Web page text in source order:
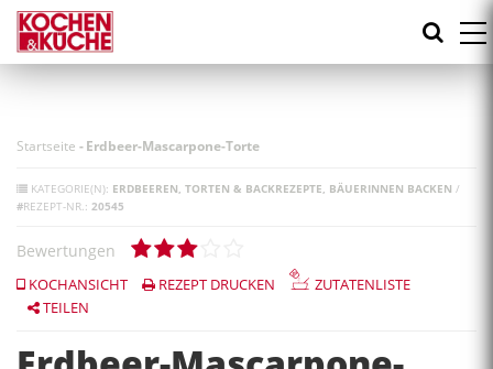
Direkt
zum
Inhalt
Startseite -Erdbeer-Mascarpone-Torte
KATEGORIE(N): ERDBEEREN TORTEN & BACKREZEPTE BÄUERINNEN BACKEN /
#REZEPT-NR.: 20545
Bewertungen
KOCHANSICHT REZEPT DRUCKEN
ZUTATENLISTE
TEILEN